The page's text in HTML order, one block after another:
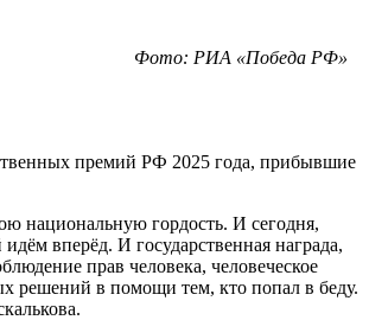
Фото: РИА «Победа РФ»
премий РФ 2025 года, прибывшие
национальную гордость. И сегодня,
вперёд. И государственная награда,
прав человека, человеческое
решений в помощи тем, кто попал в беду.